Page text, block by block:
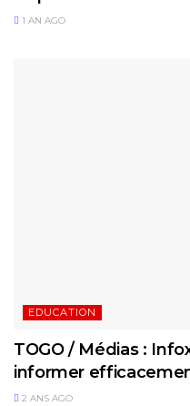
1 AN AGO
EDUCATION
TOGO / Médias :
informer
2 ANS AGO